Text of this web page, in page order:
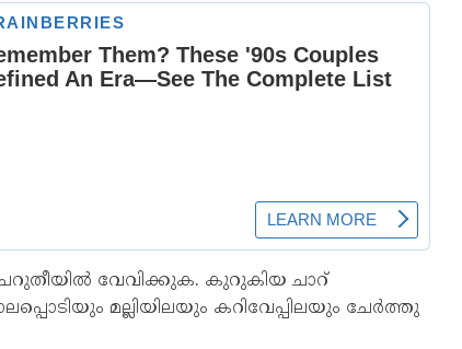
വേവിക്കുക. കുറുകിയ ചാറ്
മല്ലിയിലയും കറിവേപ്പിലയും ചേർത്തു